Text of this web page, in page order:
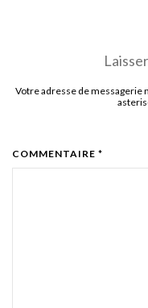
Votre adresse de messagerie
COMMENTAIRE *